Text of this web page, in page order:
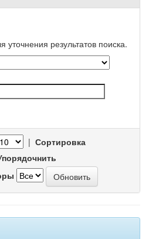
уточнения результатов поиска.
| Сортировка